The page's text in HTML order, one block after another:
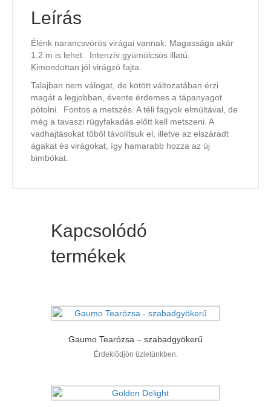
Leírás
Élénk narancsvörös virágai vannak. Magassága akár
1,2 m is lehet. Intenzív gyümölcsös illatú.
Kimondottan jól virágzó fajta.
Talajban nem válogat, de kötött változatában érzi
magát a legjobban, évente érdemes a tápanyagot
pótolni. Fontos a metszés. A téli fagyok elmúltával, de
még a tavaszi rügyfakadás előtt kell metszeni. A
vadhajtásokat tőből távolítsuk el, illetve az elszáradt
ágakat és virágokat, így hamarabb hozza az új
bimbókat.
Kapcsolódó
termékek
Gaumo Tearózsa – szabadgyökerű
Érdeklődjön üzletünkben.